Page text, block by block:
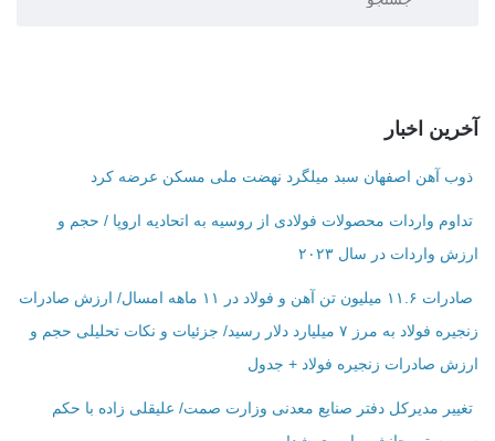
آخرین اخبار
ذوب آهن اصفهان سبد میلگرد نهضت ملی مسکن عرضه کرد
تداوم واردات محصولات فولادی از روسیه به اتحادیه اروپا / حجم و
ارزش واردات در سال ۲۰۲۳
صادرات ۱۱.۶ میلیون تن آهن و فولاد در ۱۱ ماهه امسال/ ارزش صادرات
زنجیره فولاد به مرز ۷ میلیارد دلار رسید/ جزئیات و نکات تحلیلی حجم و
ارزش صادرات زنجیره فولاد + جدول
تغییر مدیرکل دفتر صنایع معدنی وزارت صمت/ علیقلی زاده با حکم